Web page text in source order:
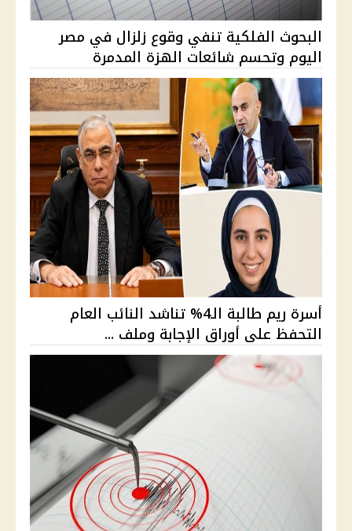
البحوث الفلكية تنفي وقوع زلزال في مصر
اليوم وتحسم شائعات الهزة المدمرة
أسرة ريم طالبة الـ4% تناشد النائب العام
التحفظ على أوراق الإجابة وملف ...